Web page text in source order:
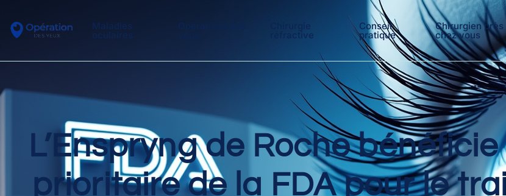
Maladies
oculaires
Opérations des
réfractive
Conseil
pratique
Chirurgien près
chez vous
L’Enspryng de Roche
prioritaire de la FDA pour le